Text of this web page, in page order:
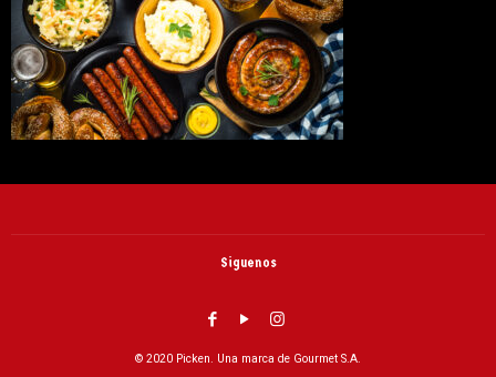
Siguenos
© 2020 Picken. Una marca de Gourmet S.A.